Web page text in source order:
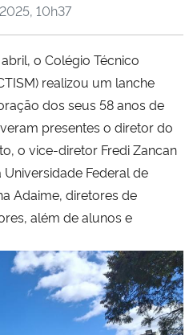
e Comunicações
Direitos Humanos
10h37
o Colégio Técnico
realizou um lanche
dos seus 58 anos de
presentes o diretor do
o vice-diretor Fredi Zancan
Universidade Federal de
Adaime, diretores de
, além de alunos e